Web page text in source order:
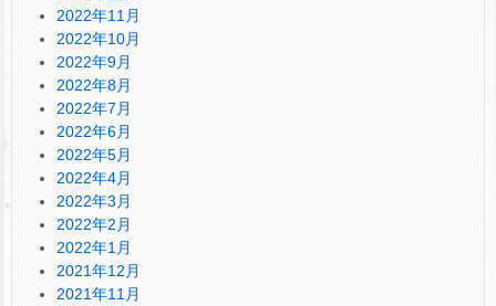
2022年11月
2022年10月
2022年9月
2022年8月
2022年7月
2022年6月
2022年5月
2022年4月
2022年3月
2022年2月
2022年1月
2021年12月
2021年11月